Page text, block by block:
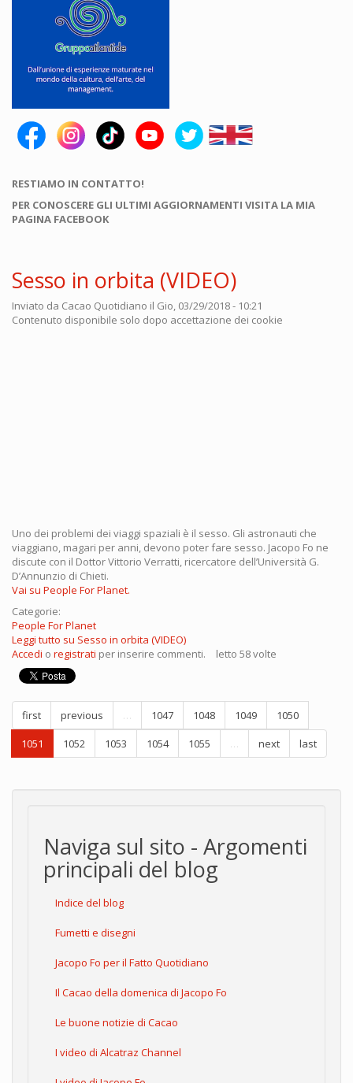
RESTIAMO IN CONTATTO!
PER CONOSCERE GLI ULTIMI AGGIORNAMENTI VISITA LA MIA
PAGINA FACEBOOK
Sesso in orbita (VIDEO)
Inviato da Cacao Quotidiano il Gio, 03/29/2018 - 10:21
Contenuto disponibile solo dopo accettazione dei cookie
Uno dei problemi dei viaggi spaziali è il sesso. Gli astronauti che
viaggiano, magari per anni, devono poter fare sesso. Jacopo Fo ne
discute con il Dottor Vittorio Verratti, ricercatore dell’Università G.
D’Annunzio di Chieti.
Vai su People For Planet.
Categorie:
People For Planet
Leggi tutto su Sesso in orbita (VIDEO)
Accedi o registrati per inserire commenti. letto 58 volte
first previous … 1047 1048 1049
1050
1051
1052 1053 1054 1055 … next last
Naviga sul sito - Argomenti
principali del blog
Indice del blog
Fumetti e disegni
Jacopo Fo per il Fatto Quotidiano
Il Cacao della domenica di Jacopo Fo
Le buone notizie di Cacao
I video di Alcatraz Channel